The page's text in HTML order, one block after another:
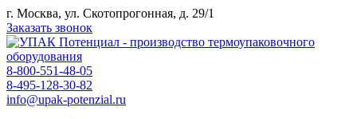
г. Москва, ул. Скотопрогонная, д. 29/1
Заказать звонок
8-800-551-48-05
8-495-128-30-82
info@upak-potenzial.ru